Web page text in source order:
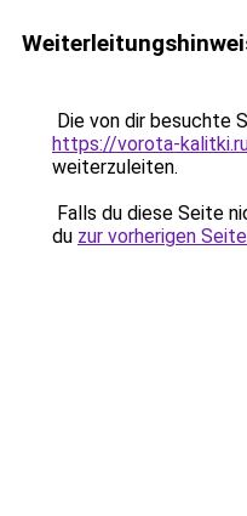
Die von dir besuchte
https://vorota-
weiterzuleiten.
Falls du diese Seite
du zur vorherigen